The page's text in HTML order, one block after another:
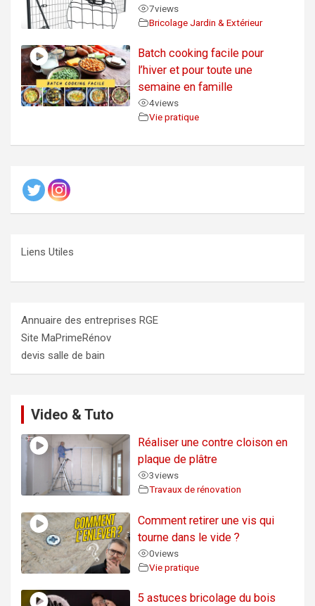
7views
Bricolage Jardin & Extérieur
Batch cooking facile pour
l’hiver et pour toute une
semaine en famille
4views
Vie pratique
Liens Utiles
Annuaire des entreprises RGE
Site MaPrimeRénov
devis salle de bain
Video & Tuto
Réaliser une contre cloison en
plaque de plâtre
3views
Travaux de rénovation
Comment retirer une vis qui
tourne dans le vide ?
0views
Vie pratique
5 astuces bricolage du bois